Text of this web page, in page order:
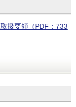
扱要領（PDF：733